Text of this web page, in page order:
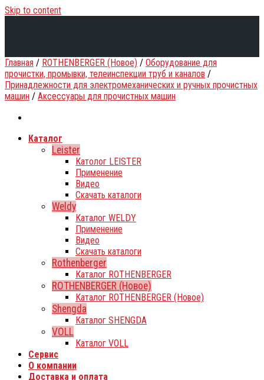
Skip to content
Каталог
Leister
Католог LEISTER
Применение
Видео
Скачать каталоги
Weldy
Каталог WELDY
Применение
Видео
Скачать каталоги
Rothenberger
Каталог ROTHENBERGER
ROTHENBERGER (Новое)
Каталог ROTHENBERGER (Новое)
Shengda
Каталог SHENGDA
VOLL
Каталог VOLL
Сервис
О компании
Доставка и оплата
Главная / ROTHENBERGER (Новое) / Оборудование для
прочистки, промывки, телеинспекции труб и каналов /
Принадлежности для электромеханических и ручных прочистных
машин / Аксессуары для прочистных машин